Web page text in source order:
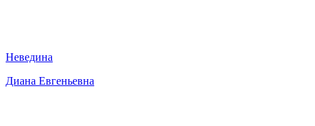
Неведина
Диана Евгеньевна